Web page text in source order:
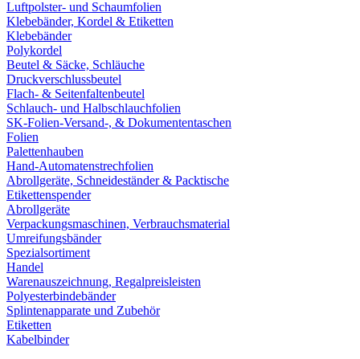
Luftpolster- und Schaumfolien
Klebebänder, Kordel & Etiketten
Klebebänder
Polykordel
Beutel & Säcke, Schläuche
Druckverschlussbeutel
Flach- & Seitenfaltenbeutel
Schlauch- und Halbschlauchfolien
SK-Folien-Versand-, & Dokumententaschen
Folien
Palettenhauben
Hand-Automatenstrechfolien
Abrollgeräte, Schneideständer & Packtische
Etikettenspender
Abrollgeräte
Verpackungsmaschinen, Verbrauchsmaterial
Umreifungsbänder
Spezialsortiment
Handel
Warenauszeichnung, Regalpreisleisten
Polyesterbindebänder
Splintenapparate und Zubehör
Etiketten
Kabelbinder